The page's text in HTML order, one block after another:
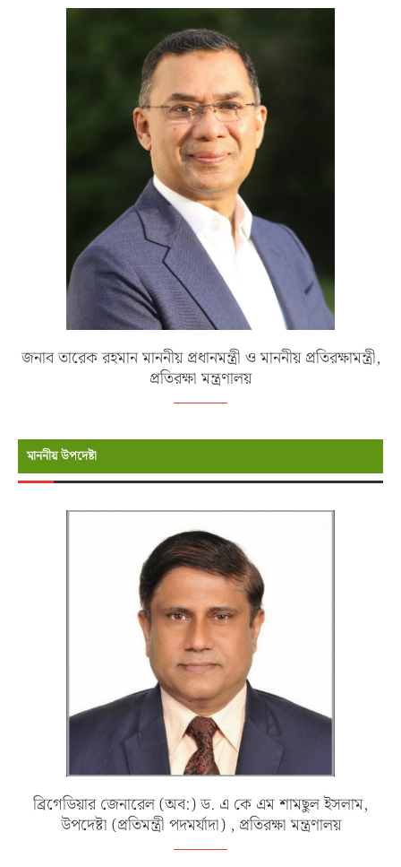
জনাব তারেক রহমান মাননীয় প্রধানমন্ত্রী ও মাননীয় প্রতিরক্ষামন্ত্রী,
প্রতিরক্ষা মন্ত্রণালয়
মাননীয় উপদেষ্টা
ব্রিগেডিয়ার জেনারেল (অব:) ড. এ কে এম শামছুল ইসলাম,
উপদেষ্টা (প্রতিমন্ত্রী পদমর্যাদা) , প্রতিরক্ষা মন্ত্রণালয়